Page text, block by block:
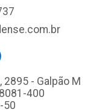
2895 - Galpão M
400
50